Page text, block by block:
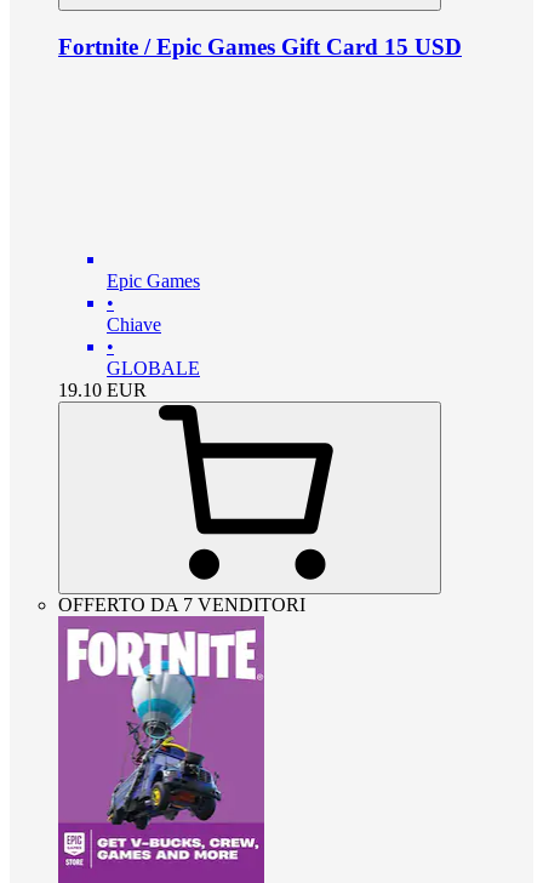
Fortnite / Epic Games Gift Card 15 USD
Epic Games
•
Chiave
•
GLOBALE
19.10 EUR
OFFERTO DA 7 VENDITORI